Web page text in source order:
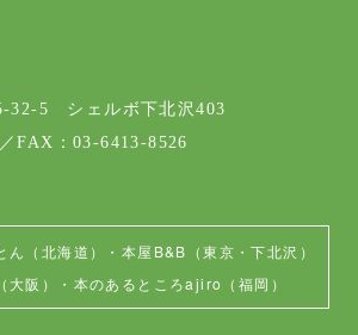
32-5 シェルボ下北沢403
FAX：03-6413-8526
ん（北海道） ・ 本屋B&B（東京・下北沢）
阪）
・ 本のあるところajiro（福岡）